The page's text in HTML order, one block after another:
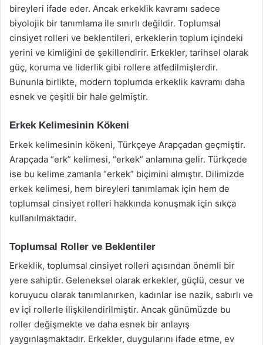
bireyleri ifade eder. Ancak erkeklik kavramı sadece
biyolojik bir tanımlama ile sınırlı değildir. Toplumsal
cinsiyet rolleri ve beklentileri, erkeklerin toplum içindeki
yerini ve kimliğini de şekillendirir. Erkekler, tarihsel olarak
güç, koruma ve liderlik gibi rollere atfedilmişlerdir.
Bununla birlikte, modern toplumda erkeklik kavramı daha
esnek ve çeşitli bir hale gelmiştir.
Erkek Kelimesinin Kökeni
Erkek kelimesinin kökeni, Türkçeye Arapçadan geçmiştir.
Arapçada “erk” kelimesi, “erkek” anlamına gelir. Türkçede
ise bu kelime zamanla “erkek” biçimini almıştır. Dilimizde
erkek kelimesi, hem bireyleri tanımlamak için hem de
toplumsal cinsiyet rolleri hakkında konuşmak için sıkça
kullanılmaktadır.
Toplumsal Roller ve Beklentiler
Erkeklik, toplumsal cinsiyet rolleri açısından önemli bir
yere sahiptir. Geleneksel olarak erkekler, güçlü, cesur ve
koruyucu olarak tanımlanırken, kadınlar ise nazik, sabırlı ve
ev içi rollerle ilişkilendirilmiştir. Ancak günümüzde bu
roller değişmekte ve daha esnek bir anlayış
yaygınlaşmaktadır. Erkekler, duygularını ifade etme, ev